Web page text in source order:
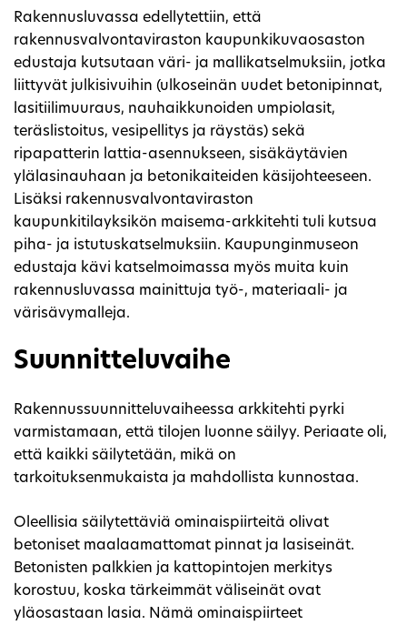
Rakennusluvassa edellytettiin, että
rakennusvalvontaviraston kaupunkikuvaosaston
edustaja kutsutaan väri- ja mallikatselmuksiin, jotka
liittyvät julkisivuihin (ulkoseinän uudet betonipinnat,
lasitiilimuuraus, nauhaikkunoiden umpiolasit,
teräslistoitus, vesipellitys ja räystäs) sekä
ripapatterin lattia-asennukseen, sisäkäytävien
ylälasinauhaan ja betonikaiteiden käsijohteeseen.
Lisäksi rakennusvalvontaviraston
kaupunkitilayksikön maisema-arkkitehti tuli kutsua
piha- ja istutuskatselmuksiin. Kaupunginmuseon
edustaja kävi katselmoimassa myös muita kuin
rakennusluvassa mainittuja työ-, materiaali- ja
värisävymalleja.
Suunnitteluvaihe
Rakennussuunnitteluvaiheessa arkkitehti pyrki
varmistamaan, että tilojen luonne säilyy. Periaate oli,
että kaikki säilytetään, mikä on
tarkoituksenmukaista ja mahdollista kunnostaa.
Oleellisia säilytettäviä ominaispiirteitä olivat
betoniset maalaamattomat pinnat ja lasiseinät.
Betonisten palkkien ja kattopintojen merkitys
korostuu, koska tärkeimmät väliseinät ovat
yläosastaan lasia. Nämä ominaispiirteet